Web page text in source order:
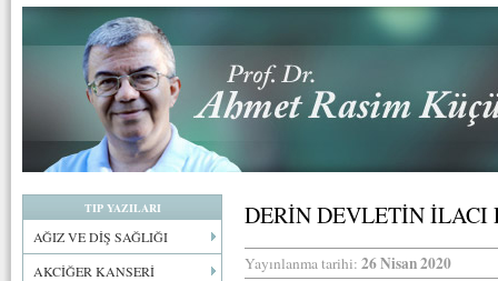
TIP YAZILARI
AĞIZ VE DİŞ SAĞLIĞI
AKCİĞER KANSERİ
DERİN DEVLETİN İLACI
Yayınlanma tarihi: 26 Nisan 2020